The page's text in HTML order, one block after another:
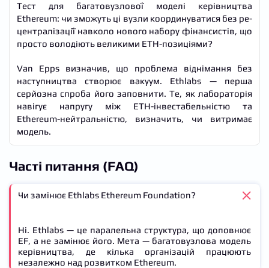
Тест для багатовузлової моделі керівництва
Ethereum: чи зможуть ці вузли координуватися без ре-
централізації навколо нового набору фінансистів, що
просто володіють великими ETH-позиціями?
Van Epps визначив, що проблема віднімання без
наступництва створює вакуум. Ethlabs — перша
серйозна спроба його заповнити. Те, як лабораторія
навігує напругу між ETH-інвестабельністю та
Ethereum-нейтральністю, визначить, чи витримає
модель.
Часті питання (FAQ)
Чи замінює Ethlabs Ethereum Foundation?
Ні. Ethlabs — це паралельна структура, що доповнює
EF, а не замінює його. Мета — багатовузлова модель
керівництва, де кілька організацій працюють
незалежно над розвитком Ethereum.